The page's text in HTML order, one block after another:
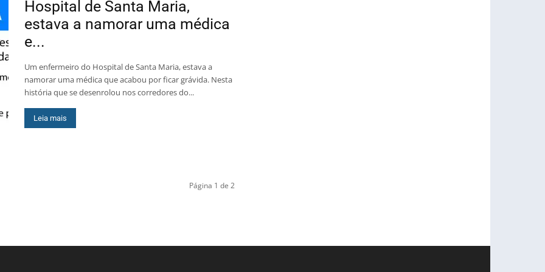
Hospital de Santa Maria,
estava a namorar uma médica
e...
Um enfermeiro do Hospital de Santa Maria, estava a
namorar uma médica que acabou por ficar grávida. Nesta
história que se desenrolou nos corredores do...
Leia mais
Página 1 de 2